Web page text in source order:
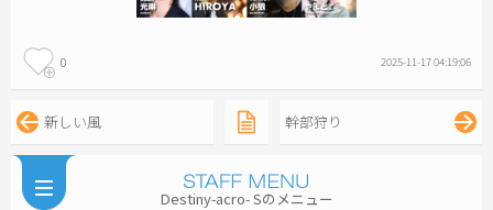
0 2025-11-17 04:19:06
新しい風 幹部狩り
Destiny-acro- Sのメニュー